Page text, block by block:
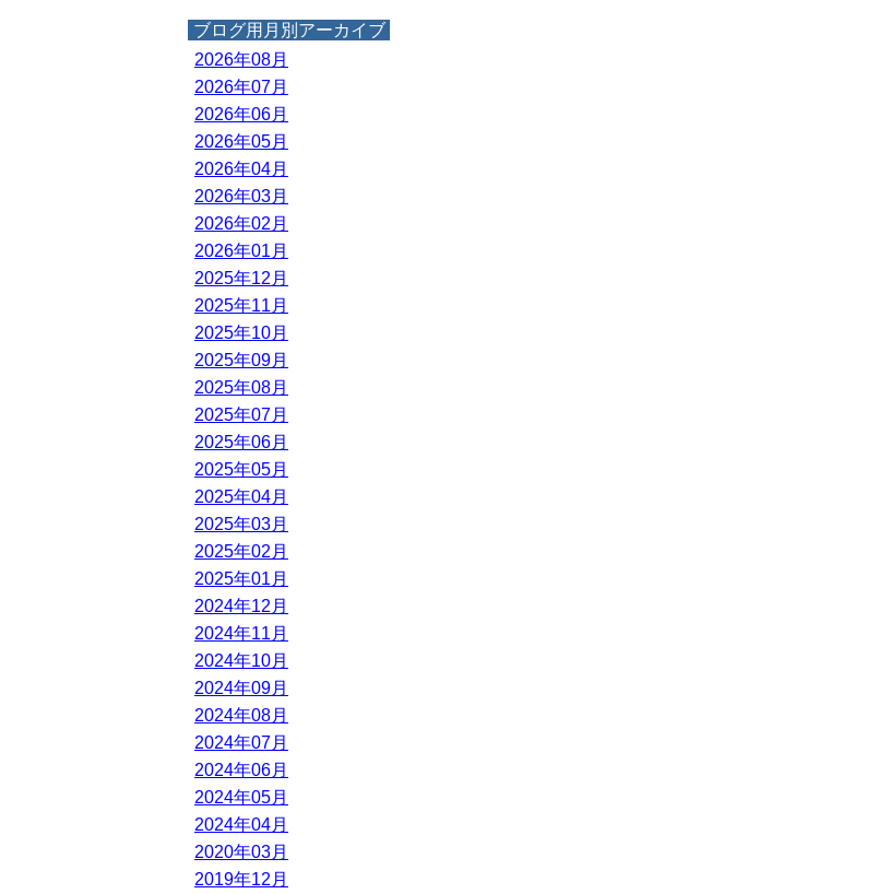
ブログ用月別アーカイブ
2026年08月
2026年07月
2026年06月
2026年05月
2026年04月
2026年03月
2026年02月
2026年01月
2025年12月
2025年11月
2025年10月
2025年09月
2025年08月
2025年07月
2025年06月
2025年05月
2025年04月
2025年03月
2025年02月
2025年01月
2024年12月
2024年11月
2024年10月
2024年09月
2024年08月
2024年07月
2024年06月
2024年05月
2024年04月
2020年03月
2019年12月